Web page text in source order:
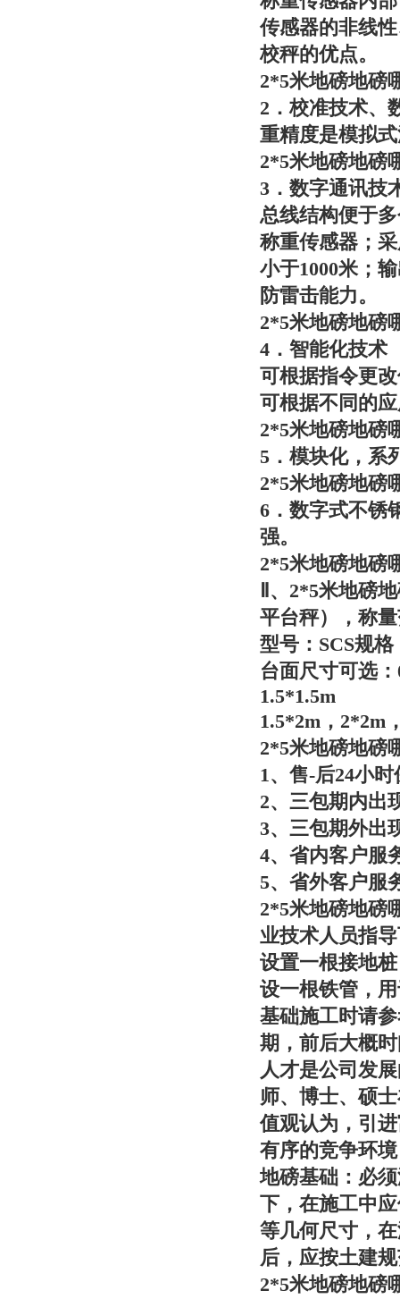
传感器的非线
校秤的优点。
2*5米地磅地磅
2．校准技术、
重精度是模拟
2*5米地磅地磅
3．数字通讯技
总线结构便于
称重传感器；
小于1000米；
防雷击能力。
2*5米地磅地磅
4．智能化技术
可根据指令更
可根据不同的
2*5米地磅地磅
5．模块化，系
2*5米地磅地磅
6．数字式不锈
强。
2*5米地磅地磅
Ⅱ、 2*5米地磅
平台秤），称
型号：SCS规
台面尺寸可选
1.5*1.5m
1.5*2m，2*2m
2*5米地磅地磅
1、售-后24小
2、三包期内出
3、三包期外出
4、省内客户服
5、省外客户服
2*5米地磅地磅
业技术人员指
设置一根接地
设一根铁管，
基础施工时请
期，前后大概
人才是公司发
师、博士、硕
值观认为，引
有序的竞争环
地磅基础：必
下，在施工中
等几何尺寸，
后，应按土建
2*5米地磅地磅